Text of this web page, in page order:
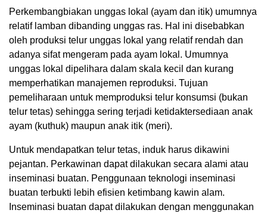
Perkembangbiakan unggas lokal (ayam dan itik) umumnya
relatif lamban dibanding unggas ras. Hal ini disebabkan
oleh produksi telur unggas lokal yang relatif rendah dan
adanya sifat mengeram pada ayam lokal. Umumnya
unggas lokal dipelihara dalam skala kecil dan kurang
memperhatikan manajemen reproduksi. Tujuan
pemeliharaan untuk memproduksi telur konsumsi (bukan
telur tetas) sehingga sering terjadi ketidaktersediaan anak
ayam (kuthuk) maupun anak itik (meri).
Untuk mendapatkan telur tetas, induk harus dikawini
pejantan. Perkawinan dapat dilakukan secara alami atau
inseminasi buatan. Penggunaan teknologi inseminasi
buatan terbukti lebih efisien ketimbang kawin alam.
Inseminasi buatan dapat dilakukan dengan menggunakan